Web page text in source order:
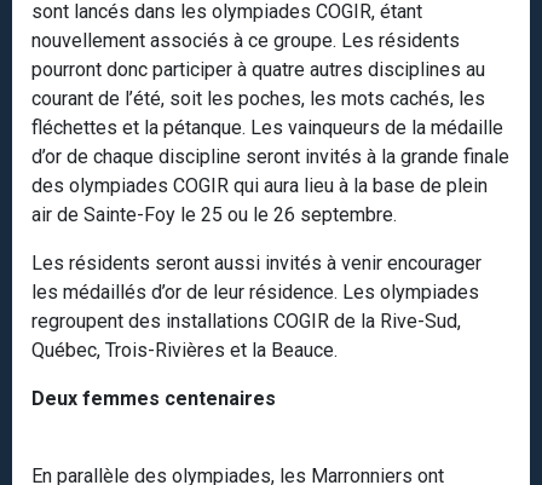
sont lancés dans les olympiades COGIR, étant
nouvellement associés à ce groupe. Les résidents
pourront donc participer à quatre autres disciplines au
courant de l’été, soit les poches, les mots cachés, les
fléchettes et la pétanque. Les vainqueurs de la médaille
d’or de chaque discipline seront invités à la grande finale
des olympiades COGIR qui aura lieu à la base de plein
air de Sainte-Foy le 25 ou le 26 septembre.
Les résidents seront aussi invités à venir encourager
les médaillés d’or de leur résidence. Les olympiades
regroupent des installations COGIR de la Rive-Sud,
Québec, Trois-Rivières et la Beauce.
Deux femmes centenaires
En parallèle des olympiades, les Marronniers ont